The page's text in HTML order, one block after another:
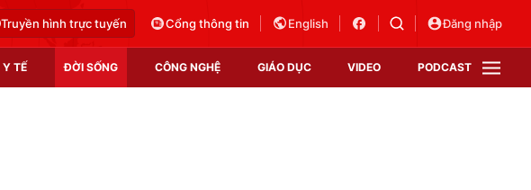
Truyền hình trực tuyến Cổng thông tin English Đăng nhập
Y TẾ ĐỜI SỐNG CÔNG NGHỆ GIÁO DỤC VIDEO PODCAST